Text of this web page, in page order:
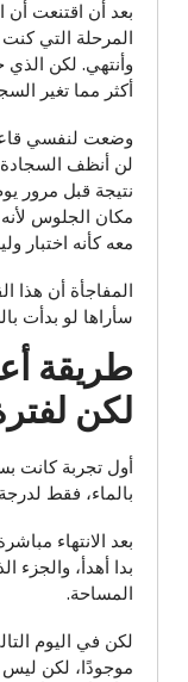
بعد أن اقتنعت
المرحلة التي
وأنتهي. لكن
أكثر مما تغير
وضعت لنفسي
لن أنظف
نتيجة قبل مرور
مكان الجلوس
معه كأنه اختبار
المفاجأة أن هذا
سأراها لو بدأت
طريقة
لكن
أول تجربة كانت
بالماء، فقط
بعد الانتهاء
بدا أهدأ،
المساحة.
لكن في اليوم
موجودًا، لكن ليس